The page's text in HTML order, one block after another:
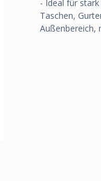
- Ideal für
Taschen,
Außenbereich,